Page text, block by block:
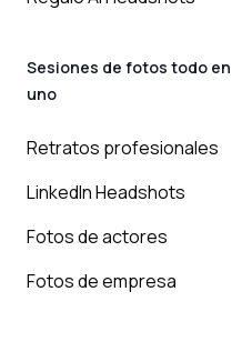
Sesiones de fotos todo en
uno
Retratos profesionales
LinkedIn Headshots
Fotos de actores
Fotos de empresa